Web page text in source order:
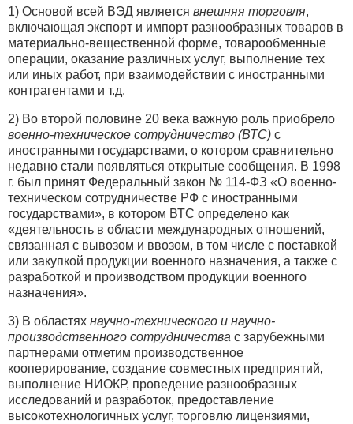
1) Основой всей ВЭД является внешняя торговля,
включающая экспорт и импорт разнообразных товаров в
материально-вещественной форме, товарообменные
операции, оказание различных услуг, выполнение тех
или иных работ, при взаимодействии с иностранными
контрагентами и т.д.
2) Во второй половине 20 века важную роль приобрело
военно-техническое сотрудничество (ВТС) с
иностранными государствами, о котором сравнительно
недавно стали появляться открытые сообщения. В 1998
г. был принят Федеральный закон № 114-ФЗ «О военно-
техническом сотрудничестве РФ с иностранными
государствами», в котором ВТС определено как
«деятельность в области международных отношений,
связанная с вывозом и ввозом, в том числе с поставкой
или закупкой продукции военного назначения, а также с
разработкой и производством продукции военного
назначения».
3) В областях научно-технического и научно-
производственного сотрудничества с зарубежными
партнерами отметим производственное
кооперирование, создание совместных предприятий,
выполнение НИОКР, проведение разнообразных
исследований и разработок, предоставление
высокотехнологичных услуг, торговлю лицензиями,